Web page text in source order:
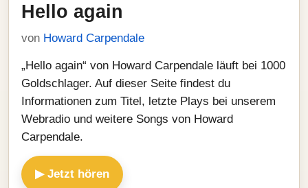
Hello again
von Howard Carpendale
„Hello again“ von Howard Carpendale läuft bei 1000
Goldschlager. Auf dieser Seite findest du
Informationen zum Titel, letzte Plays bei unserem
Webradio und weitere Songs von Howard
Carpendale.
▶ Jetzt hören